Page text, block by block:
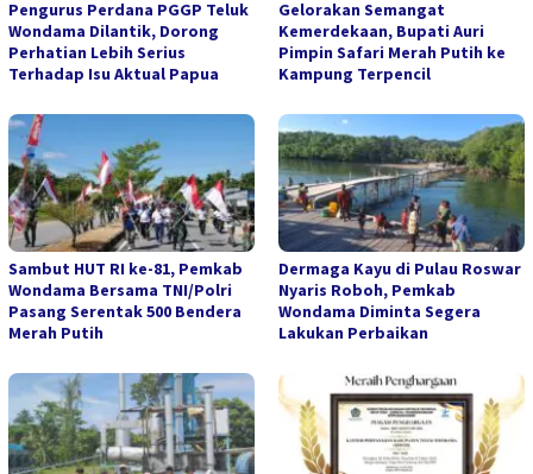
Pengurus Perdana PGGP Teluk
Wondama Dilantik, Dorong
Perhatian Lebih Serius
Terhadap Isu Aktual Papua
Gelorakan Semangat
Kemerdekaan, Bupati Auri
Pimpin Safari Merah Putih ke
Kampung Terpencil
Sambut HUT RI ke-81, Pemkab
Wondama Bersama TNI/Polri
Pasang Serentak 500 Bendera
Merah Putih
Dermaga Kayu di Pulau Roswar
Nyaris Roboh, Pemkab
Wondama Diminta Segera
Lakukan Perbaikan